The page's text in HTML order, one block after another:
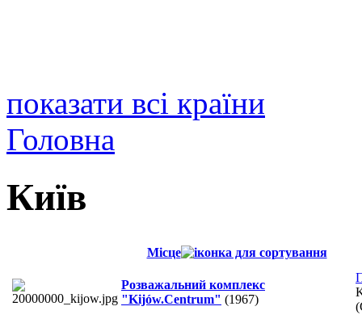
показати всі країни
Головна
Київ
Місце
Розважальний комплекс
"Kijów.Centrum" (1967)